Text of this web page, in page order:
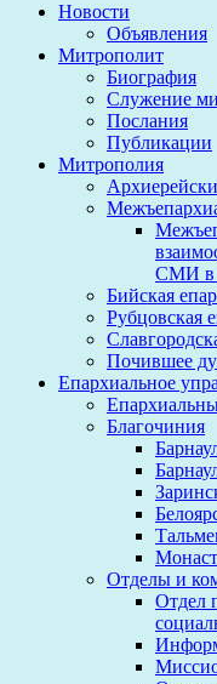
Новости
Объявления
Митрополит
Биография
Служение
Послания
Публикации
Митрополия
СМИ в
Бийская
Рубцовская
Почившее
Епархиальное
Благочиния
Отделы и
Отдел